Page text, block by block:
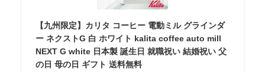
【九州限定】カリタ コーヒー 電動ミル グラインダ
ー ネクストG 白 ホワイト kalita coffee auto mill
NEXT G white 日本製 誕生日 就職祝い 結婚祝い 父
の日 母の日 ギフト 送料無料